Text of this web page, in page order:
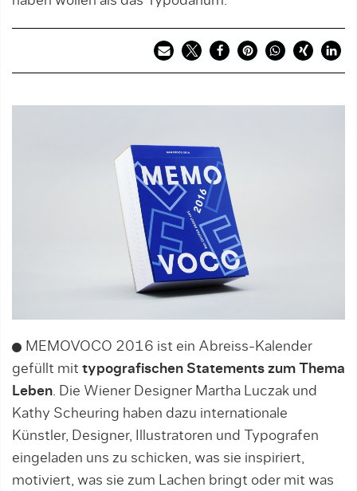
MEMOVOCO 2016 ist ein Abreiss-Kalender
gefüllt mit typografischen Statements zum Thema
Leben. Die Wiener Designer Martha Luczak und
Kathy Scheuring haben dazu internationale
Künstler, Designer, Illustratoren und Typo­grafen
eingeladen uns zu schicken, was sie inspiriert,
motiviert, was sie zum Lachen bringt oder mit was